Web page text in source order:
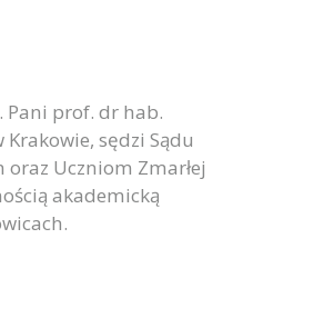
prof. dr hab.
sędzi Sądu
Uczniom Zmarłej
akademicką